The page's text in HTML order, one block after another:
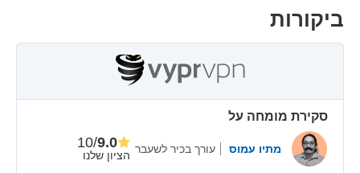
ביקורות
סקירת מומחה על
מתיו עמוס עורך בכיר לשעבר הציון שלנו
9.0
/10